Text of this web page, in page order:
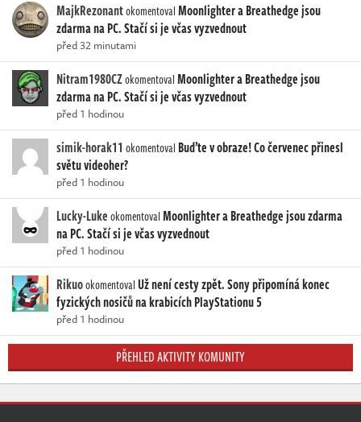
MajkRezonantokomentovalMoonlighter a Breathedge jsou
zdarma na PC. Stačí si je včas vyzvednout
před 32 minutami
Nitram1980CZokomentovalMoonlighter a Breathedge jsou
zdarma na PC. Stačí si je včas vyzvednout
před 1 hodinou
simik-horak11 okomentoval Buďte v obraze! Co červenec přinesl
světu videoher?
před 1 hodinou
Lucky-LukeokomentovalMoonlighter a Breathedge jsou zdarma
na PC. Stačí si je včas vyzvednout
před 1 hodinou
RikuookomentovalUž není cesty zpět. Sony připomíná konec
fyzických nosičů na krabicích PlayStationu 5
před 1 hodinou
PŘEHLED AKTIVITY KOMUNITY